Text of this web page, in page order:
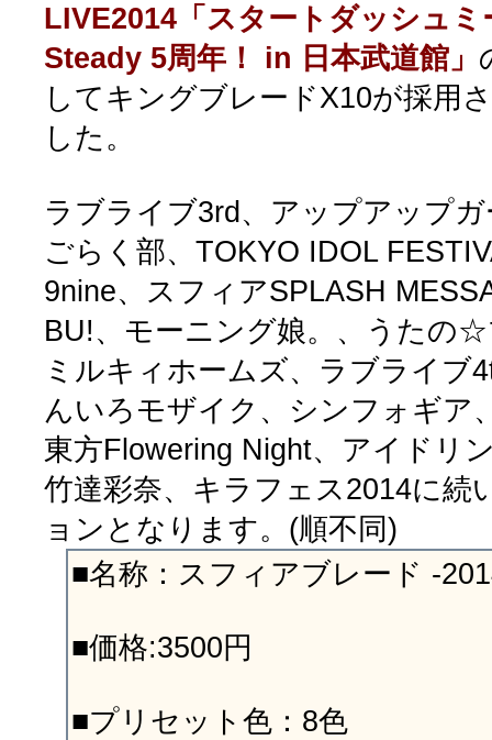
LIVE2014「スタートダッシュ
Steady 5周年！ in 日本武道館」
してキングブレードX10が採用
した。
ラブライブ3rd、アップアップ
ごらく部、TOKYO IDOL
9nine、スフィアSPLASH
BU!、モーニング娘。、うたの
ミルキィホームズ、ラブライブ
んいろモザイク、シンフォギア
東方Flowering Night、アイドリ
竹達彩奈、キラフェス2014に続
ョンとなります。(順不同)
■名称：スフィアブレード -
■価格:3500円
■プリセット色：8色